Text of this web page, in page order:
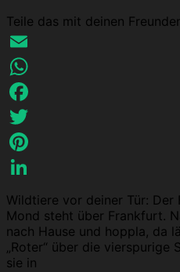
Teile das mit deinen
Email
WhatsApp
Facebook
Twitter
Pinterest
LinkedIn
Wildtiere vor deiner Tür: Der
Mond steht über Frankfurt.
nach Hause und hoppla, da
„Roter“ über die vierspurige
sie in